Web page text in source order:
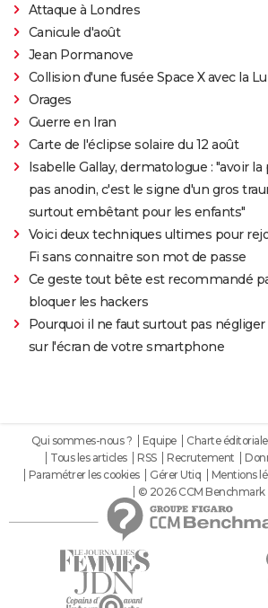
Attaque à Londres
Canicule d'août
Jean Pormanove
Collision d'une fusée Space X avec la
Orages
Guerre en Iran
Carte de l'éclipse solaire du 12 août
Isabelle Gallay, dermatologue : "avoir
pas anodin, c'est le signe d'un gros
surtout embêtant pour les enfants"
Voici deux techniques ultimes pour
Fi sans connaitre son mot de passe
Ce geste tout bête est recommandé
bloquer les hackers
Pourquoi il ne faut surtout pas
sur l'écran de votre smartphone
Qui sommes-nous ? Equipe Charte éditoriale
Tous les articles
RSS Recrutement
Paramétrer les cookies
Gérer Utiq Mentions
© 2026 CCM Benchmark